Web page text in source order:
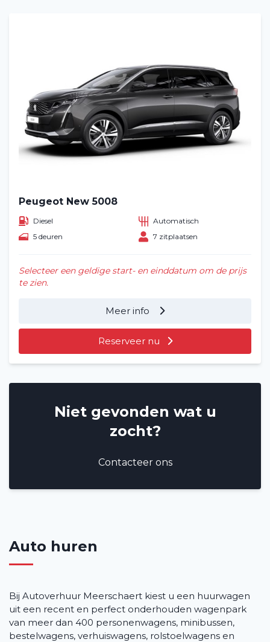
Peugeot New 5008
Diesel
Automatisch
5 deuren
7 zitplaatsen
Selecteer een geldige start- en einddatum om de prijs
te zien.
Meer info
Reserveer nu
Niet gevonden wat u
zocht?
Contacteer ons
Auto huren
Bij Autoverhuur Meerschaert kiest u een huurwagen
uit een recent en perfect onderhouden wagenpark
van meer dan 400 personenwagens, minibussen,
bestelwagens, verhuiswagens, rolstoelwagens en